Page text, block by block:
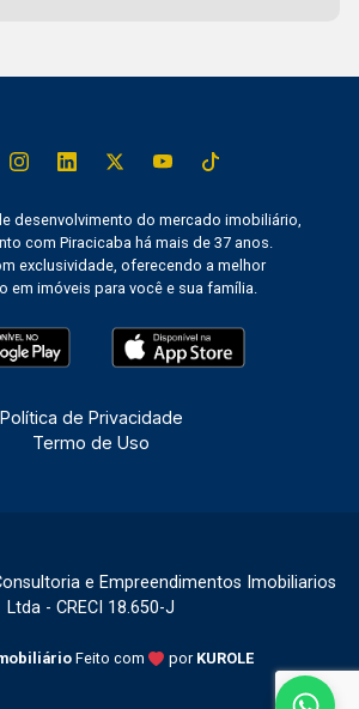
desenvolvimento do mercado imobiliário,
com Piracicaba há mais de 37 anos.
exclusividade, oferecendo a melhor
em imóveis para você e sua família.
Política de Privacidade
Termo de Uso
e Empreendimentos Imobiliarios
Ltda - CRECI 18.650-J
Feito com por KUROLE